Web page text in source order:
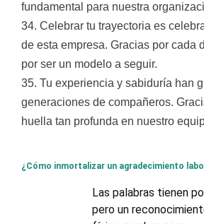
fundamental para nuestra
34. Celebrar tu trayectoria es
de esta empresa. Gracias por cada
por ser un modelo a seguir.
35. Tu experiencia y sabiduría han
generaciones de compañeros.
huella tan profunda en nuestro
¿Cómo inmortalizar un agradecimiento
Las palabras tienen
pero un